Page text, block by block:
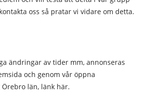
oss så pratar vi vidare om detta.
ändringar av tider mm, annonseras
och genom vår öppna
Örebro län, länk här.